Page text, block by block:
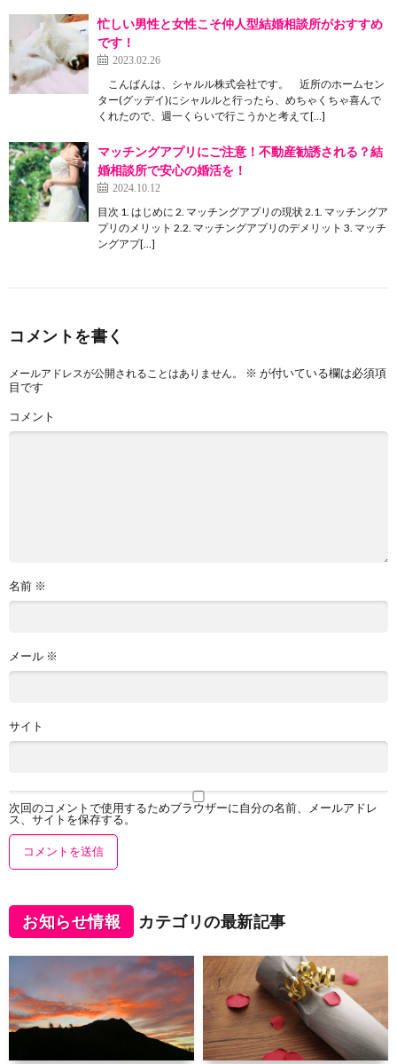
忙しい男性と女性こそ仲人型結婚相談所がおすすめ
です！
2023.02.26
こんばんは、シャルル株式会社です。 近所のホームセン
ター(グッデイ)にシャルルと行ったら、めちゃくちゃ喜んで
くれたので、週一くらいで行こうかと考えて[…]
マッチングアプリにご注意！不動産勧誘される？結
婚相談所で安心の婚活を！
2024.10.12
目次 1. はじめに 2. マッチングアプリの現状 2.1. マッチングア
プリのメリット 2.2. マッチングアプリのデメリット 3. マッチ
ングアプ[…]
コメントを書く
メールアドレスが公開されることはありません。 ※ が付いている欄は必須項
目です
コメント
名前 ※
メール ※
サイト
次回のコメントで使用するためブラウザーに自分の名前、メールアドレ
ス、サイトを保存する。
お知らせ情報 カテゴリの最新記事